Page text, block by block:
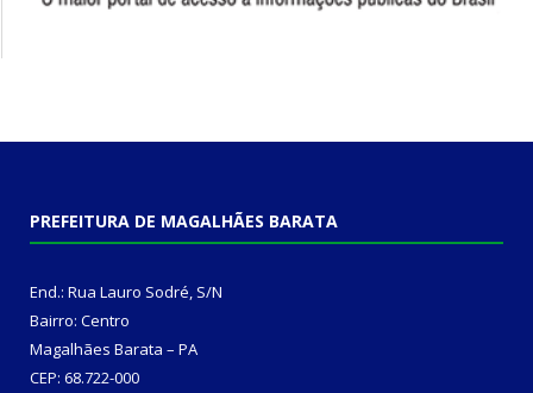
PREFEITURA DE MAGALHÃES BARATA
End.: Rua Lauro Sodré, S/N
Bairro: Centro
Magalhães Barata – PA
CEP: 68.722-000